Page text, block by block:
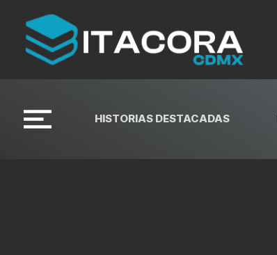
HISTORIAS DESTACADAS